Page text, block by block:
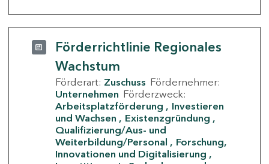
Förderrichtlinie Regionales
Wachstum
Förderart: Zuschuss Fördernehmer:
Unternehmen Förderzweck:
Arbeitsplatzförderung
Investieren
und Wachsen
Existenzgründung
Qualifizierung/Aus- und
Weiterbildung/Personal
Forschung,
Innovationen und Digitalisierung